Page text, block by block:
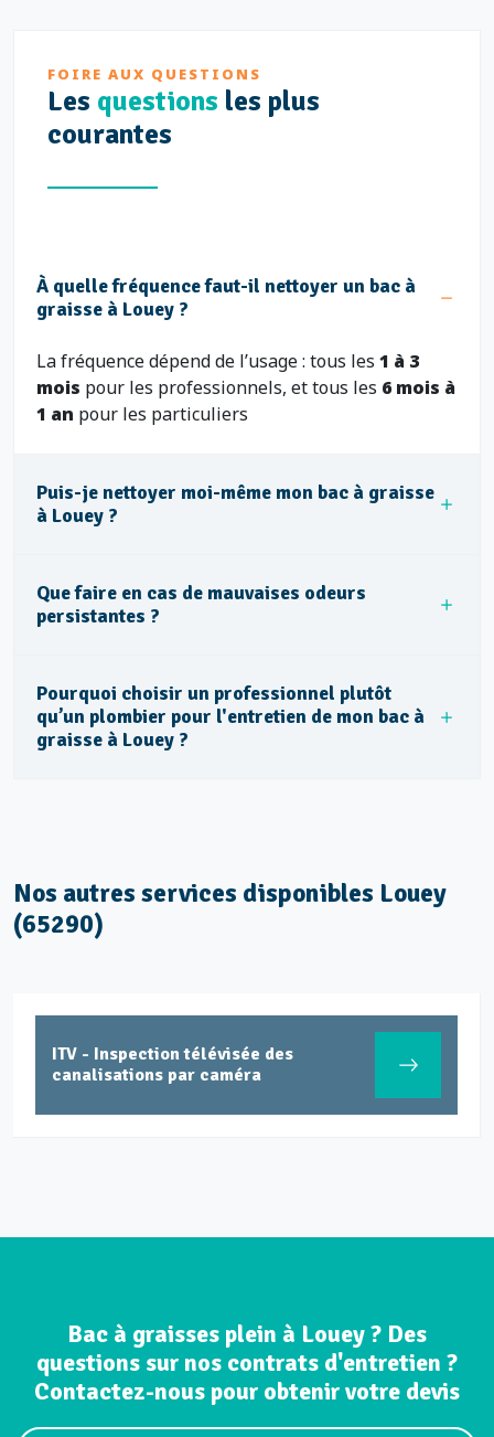
FOIRE AUX QUESTIONS
Les questions les plus
courantes
À quelle fréquence faut-il nettoyer un bac à
graisse à Louey ?
La fréquence dépend de l’usage : tous les 1 à 3
mois pour les professionnels, et tous les 6 mois à
1 an pour les particuliers
Puis-je nettoyer moi-même mon bac à graisse
à Louey ?
Que faire en cas de mauvaises odeurs
persistantes ?
Pourquoi choisir un professionnel plutôt
qu’un plombier pour l'entretien de mon bac à
graisse à Louey ?
Nos autres services disponibles Louey
(65290)
ITV - Inspection télévisée des
canalisations par caméra
Bac à graisses plein à Louey ? Des
questions sur nos contrats d'entretien ?
Contactez-nous pour obtenir votre devis